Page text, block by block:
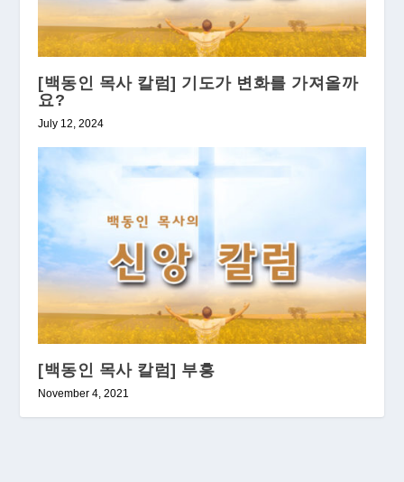
[백동인 목사 칼럼] 기도가 변화를 가져올까
요?
July 12, 2024
[백동인 목사 칼럼] 부흥
November 4, 2021